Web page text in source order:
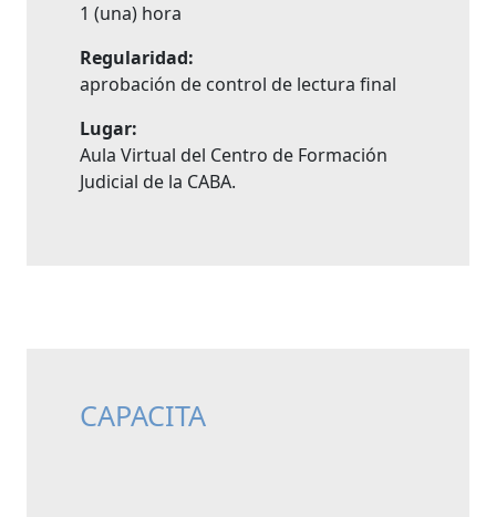
1 (una) hora
Regularidad:
aprobación de control de lectura final
Lugar:
Aula Virtual del Centro de Formación
Judicial de la CABA.
CAPACITA